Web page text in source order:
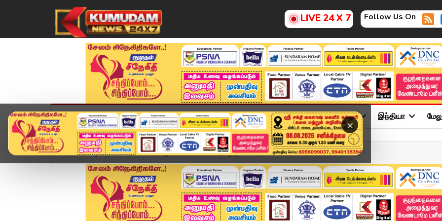
LIVE 24 X 7 Follow Us On
×
முகப்பு விளையாட்டு அண்மை தமிழ்நாடு சினிமா அரசியல் விளையாட்டு இந்தியா
Home வீடியோ ஸ்டோரி கார் மீது பிக்கப் வேன் மோதி ஒருவர் ப*லி | Car A...